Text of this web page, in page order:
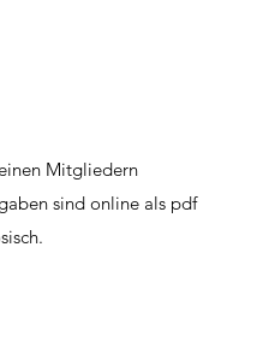
Mitgliedern
sind online als pdf